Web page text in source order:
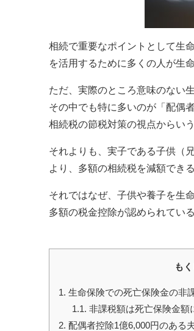
相続で重要なポイントとして生
を活用するために多くの人が生
ただ、実際のところ意味のない
その中でも特に多いのが「配偶
相続税の節税対策の視点からい
それよりも、実子である子供（
より、多額の相続税を減額でき
それではなぜ、子供や養子を生
多額の税金控除が認められてい
も
1. 生命保険での死亡保険金の非
1.1. 非課税額は死亡保険金額
2. 配偶者控除1億6,000円のある